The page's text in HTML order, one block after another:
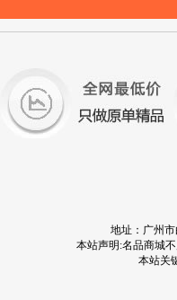
地址：广州市
本站声明:名品商城
本站关